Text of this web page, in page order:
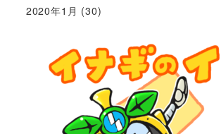
2020年1月 (30)